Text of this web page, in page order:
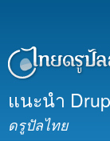
แนะนำ
ดรูปัลไทย